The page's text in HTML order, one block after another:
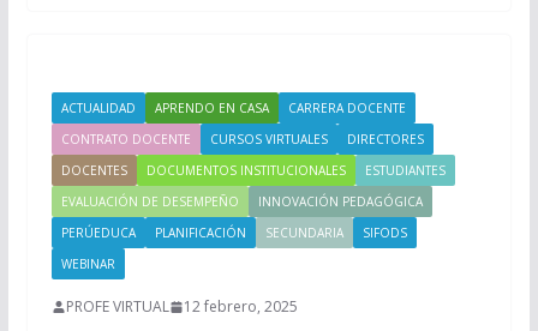
ACTUALIDAD APRENDO EN CASA
CARRERA DOCENTE
CONTRATO DOCENTE
CURSOS VIRTUALES
DIRECTORES
DOCENTES
DOCUMENTOS INSTITUCIONALES
ESTUDIANTES
EVALUACIÓN DE DESEMPEÑO
INNOVACIÓN PEDAGÓGICA
PERÚEDUCA
PLANIFICACIÓN SECUNDARIA
SIFODS
WEBINAR
PROFE VIRTUAL 12 febrero, 2025